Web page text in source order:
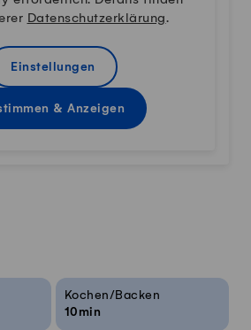
Datenschutzerklärung.
Einstellungen
& Anzeigen
Kochen/Backen
10min